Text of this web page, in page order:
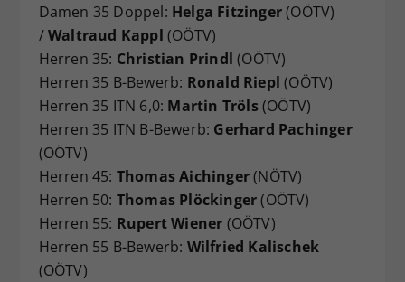
Damen 35 Doppel: Helga Fitzinger(OÖTV)
/Waltraud Kappl (OÖTV)
Herren 35: Christian Prindl (OÖTV)
Herren 35 B-Bewerb: Ronald Riepl (OÖTV)
Herren 35 ITN 6,0: Martin Tröls(OÖTV)
Herren 35 ITN B-Bewerb: Gerhard Pachinger
(OÖTV)
Herren 45: Thomas Aichinger(NÖTV)
Herren 50: Thomas Plöckinger(OÖTV)
Herren 55: Rupert Wiener (OÖTV)
Herren 55 B-Bewerb: Wilfried Kalischek
(OÖTV)